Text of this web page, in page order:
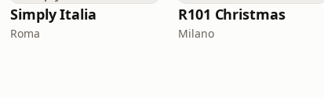
Simply Italia
Roma
R101 Christmas
Milano